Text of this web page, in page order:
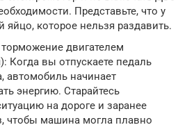
Представьте, что у
яйцо, которое нельзя раздавить.
двигателем
Когда вы отпускаете педаль
автомобиль начинает
энергию. Старайтесь
на дороге и заранее
чтобы машина могла плавно